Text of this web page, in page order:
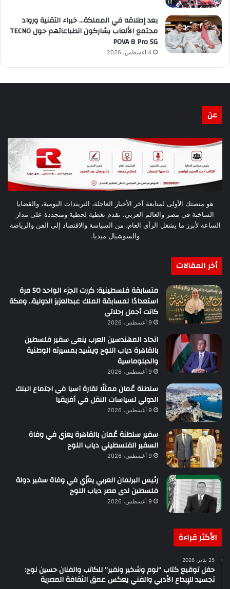
بعد إطلاقه في المملكة… خبراء التقنية ورواد
مجتمع الألعاب يشاركون انطباعاتهم حول TECNO
POVA 8 Pro 5G
4 أغسطس، 2026
عن
هو منصتك الأولى لمتابعة آخر الأخبار العاجلة، التريندات اليومية، والقضايا
الساخنة في مصر والعالم العربي. نقدم تغطية لحظية ومتجددة على مدار
الساعة لأبرز ما يشغل الرأي العام، من السياسة والاقتصاد إلى الفن والرياضة
والسوشيال ميديا.
أخر المقالات
متسابقة فلسطينية: كررت الجزء الواحد 50 مرة
استعدادًا لمسابقة الملك عبدالعزيز الدولية.. ومكة
كانت أجمل رحلاتي
9 أغسطس، 2026
اتحاد المهندسين العرب ينعى سفير فلسطين
بالقاهرة دياب اللوح ويشيد بمسيرته الوطنية
والدبلوماسية
9 أغسطس، 2026
سلطنة عُمان ممثلًا لقارة آسيا في اجتماع البنك
الدولي لسياسات النقل في أفريقيا
9 أغسطس، 2026
سفير سلطنة عُمان بالقاهرة يعزي في وفاة
السفير الفلسطيني دياب اللوح
9 أغسطس، 2026
رئيس البرلمان العربي يعزّي في وفاة سفير دولة
فلسطين لدى مصر دياب اللوح
9 أغسطس، 2026
الأكثر قراءة
25 يناير، 2026
حفل توقيع كتاب “نوم وشخير ونفير” للكاتب والفنان حسين نوح:
تجسيد للإبداع الأدبي والفني يعكس عمق الثقافة المصرية